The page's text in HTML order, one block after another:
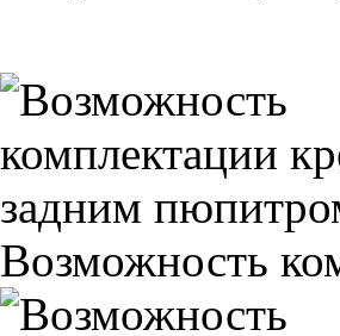
Возможность